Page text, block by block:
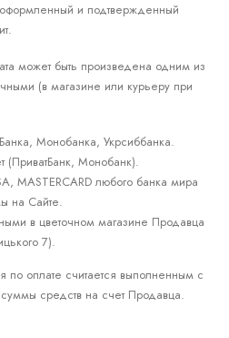
и подтвержденный
может быть произведена одним из
(в магазине или курьеру при
Монобанка, Укрсиббанка.
(ПриватБанк, Монобанк).
MASTERCARD любого банка мира
на Сайте.
в цветочном магазине Продавца
7).
по оплате считается выполненным с
средств на счет Продавца.